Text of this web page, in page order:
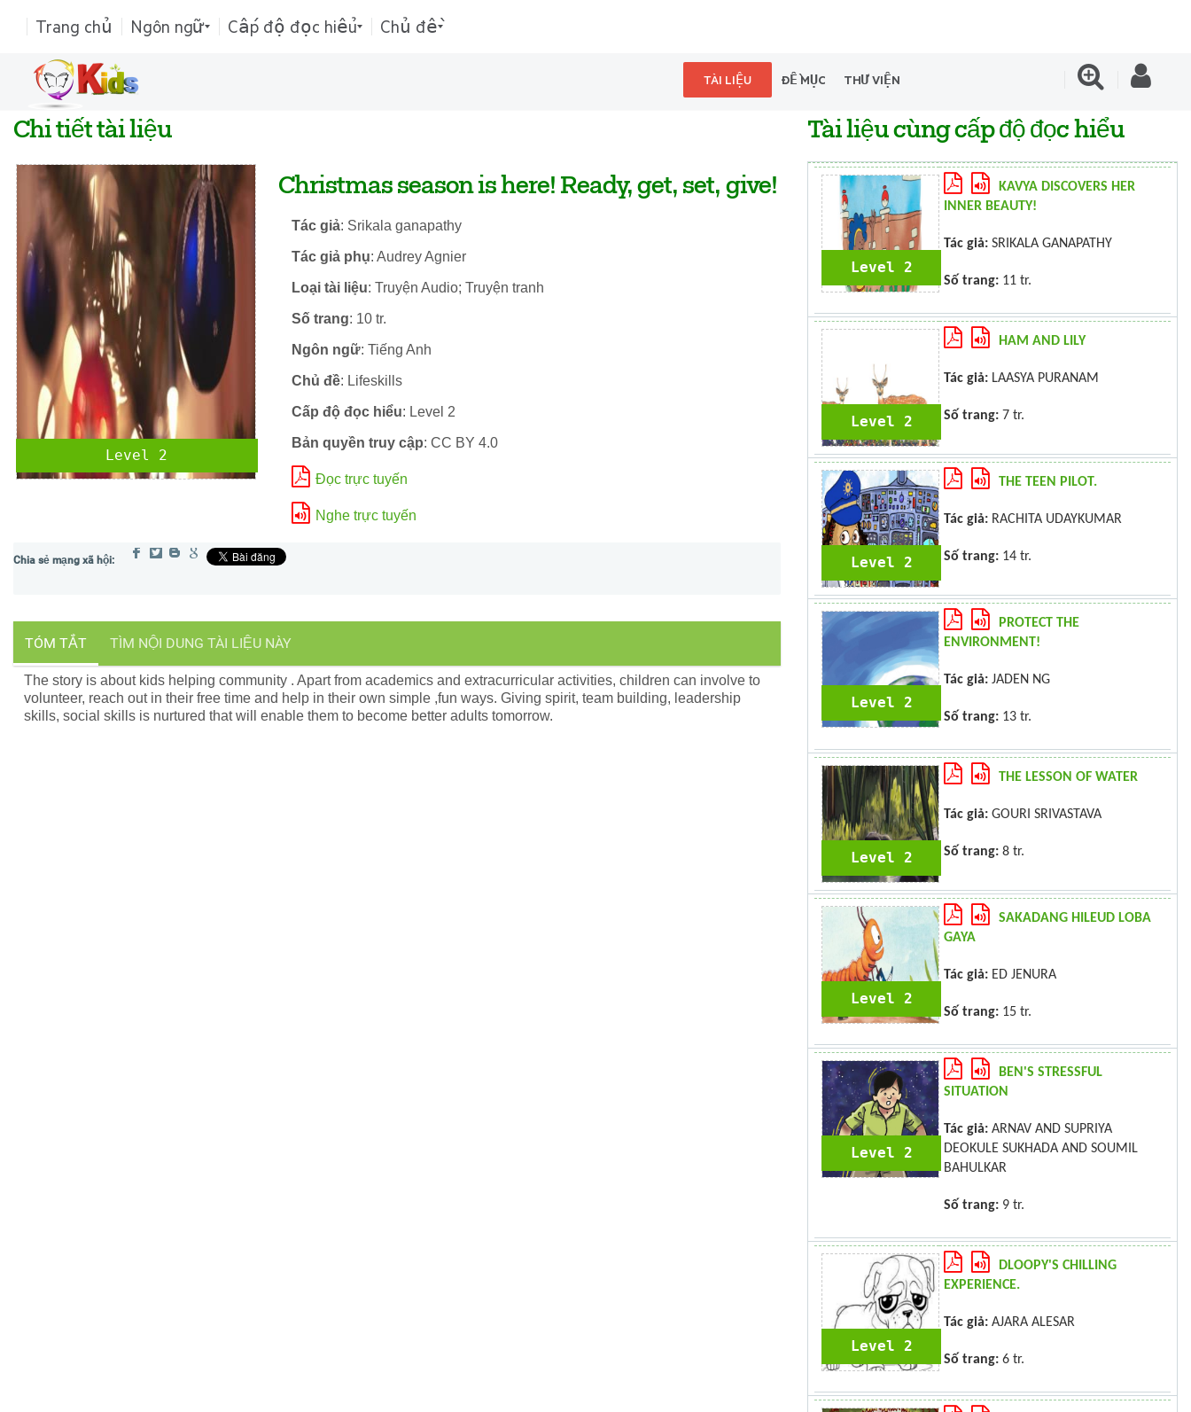
Trang chủ Ngôn ngữ Cấp độ đọc hiểu Chủ đề
TÀI LIỆU ĐỀ MỤC THƯ VIỆN
Chi tiết tài liệu
Level 2
Christmas season is here! Ready, get, set, give!
Tác giả: Srikala ganapathy
Tác giả phụ: Audrey Agnier
Loại tài liệu: Truyện Audio; Truyện tranh
Số trang: 10 tr.
Ngôn ngữ: Tiếng Anh
Chủ đề: Lifeskills
Cấp độ đọc hiểu: Level 2
Bản quyền truy cập: CC BY 4.0
Đọc trực tuyến
Nghe trực tuyến
TÓM TẮT TÌM NỘI DUNG TÀI LIỆU NÀY
The story is about kids helping community . Apart from academics and extracurricular activities, children can involve to
volunteer, reach out in their free time and help in their own simple ,fun ways. Giving spirit, team building, leadership
skills, social skills is nurtured that will enable them to become better adults tomorrow.
Tài liệu cùng cấp độ đọc hiểu
Level 2
KAVYA DISCOVERS HER
INNER BEAUTY!
Tác giả: SRIKALA GANAPATHY
Số trang: 11 tr.
Level 2
HAM AND LILY
Tác giả: LAASYA PURANAM
Số trang: 7 tr.
Level 2
THE TEEN PILOT.
Tác giả: RACHITA UDAYKUMAR
Số trang: 14 tr.
Level 2
PROTECT THE
ENVIRONMENT!
Tác giả: JADEN NG
Số trang: 13 tr.
Level 2
THE LESSON OF WATER
Tác giả: GOURI SRIVASTAVA
Số trang: 8 tr.
Level 2
SAKADANG HILEUD LOBA
GAYA
Tác giả: ED JENURA
Số trang: 15 tr.
Level 2
BEN'S STRESSFUL
SITUATION
Tác giả: ARNAV AND SUPRIYA
DEOKULE SUKHADA AND SOUMIL
BAHULKAR
Số trang: 9 tr.
Level 2
DLOOPY'S CHILLING
EXPERIENCE.
Tác giả: AJARA ALESAR
Số trang: 6 tr.